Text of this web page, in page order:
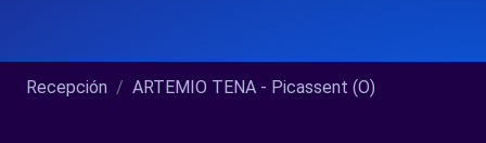
Recepción ARTEMIO TENA - Picassent (O)